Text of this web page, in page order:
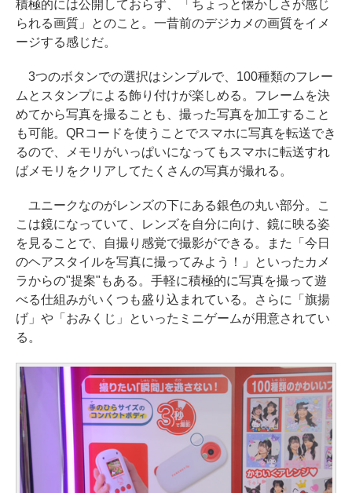
積極的には公開しておらず、「ちょっと懐かしさが感じ
られる画質」とのこと。一昔前のデジカメの画質をイメ
ージする感じだ。
3つのボタンでの選択はシンプルで、100種類のフレー
ムとスタンプによる飾り付けが楽しめる。フレームを決
めてから写真を撮ることも、撮った写真を加工すること
も可能。QRコードを使うことでスマホに写真を転送でき
るので、メモリがいっぱいになってもスマホに転送すれ
ばメモリをクリアしてたくさんの写真が撮れる。
ユニークなのがレンズの下にある銀色の丸い部分。こ
こは鏡になっていて、レンズを自分に向け、鏡に映る姿
を見ることで、自撮り感覚で撮影ができる。また「今日
のヘアスタイルを写真に撮ってみよう！」といったカメ
ラからの"提案"もある。手軽に積極的に写真を撮って遊
べる仕組みがいくつも盛り込まれている。さらに「旗揚
げ」や「おみくじ」といったミニゲームが用意されてい
る。